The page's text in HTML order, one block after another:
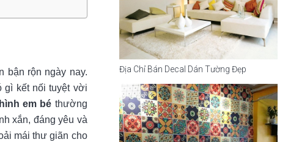
bận rộn ngày nay.
gì kết nối tuyệt vời
em bé thường
xắn, đáng yêu và
mái thư giãn cho
Địa Chỉ Bán Decal Dán Tường Đẹp